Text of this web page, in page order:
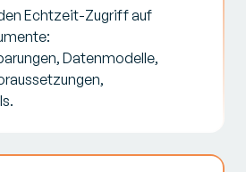
Echtzeit-Zugriff auf
Datenmodelle,